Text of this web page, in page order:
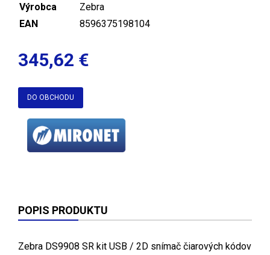
Výrobca
Zebra
EAN
8596375198104
345,62 €
DO OBCHODU
POPIS PRODUKTU
Zebra DS9908 SR kit USB / 2D snímač čiarových kódov